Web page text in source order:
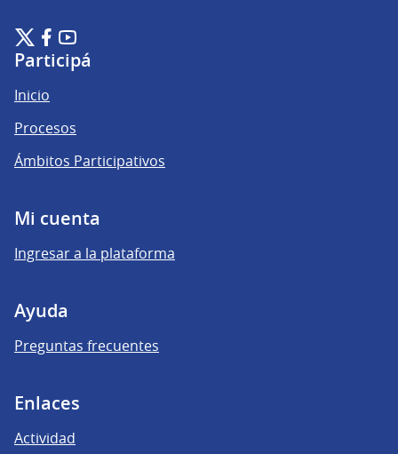
Plataforma de Participación Ciudadana Digital en X
(Enlace externo)
Plataforma de Participación Ciudadana Digital en Facebook
(Enlace externo)
Plataforma de Participación Ciudadana Digital en
(Enlace externo)
Participá
Inicio
Procesos
Ámbitos Participativos
Mi cuenta
Ingresar a la plataforma
Ayuda
Preguntas frecuentes
Enlaces
Actividad